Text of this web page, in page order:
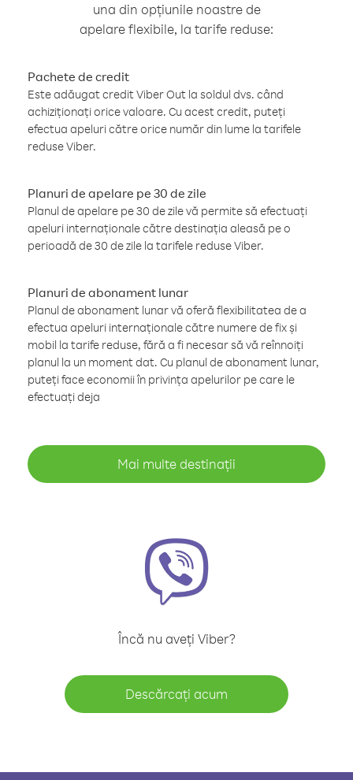
una din opțiunile noastre de
apelare flexibile, la tarife reduse:
Pachete de credit
Este adăugat credit Viber Out la soldul dvs. când
achiziționați orice valoare. Cu acest credit, puteți
efectua apeluri către orice număr din lume la tarifele
reduse Viber.
Planuri de apelare pe 30 de zile
Planul de apelare pe 30 de zile vă permite să efectuați
apeluri internaționale către destinația aleasă pe o
perioadă de 30 de zile la tarifele reduse Viber.
Planuri de abonament lunar
Planul de abonament lunar vă oferă flexibilitatea de a
efectua apeluri internaționale către numere de fix și
mobil la tarife reduse, fără a fi necesar să vă reînnoiți
planul la un moment dat. Cu planul de abonament lunar,
puteți face economii în privința apelurilor pe care le
efectuați deja
Mai multe destinații
Încă nu aveți Viber?
Descărcați acum